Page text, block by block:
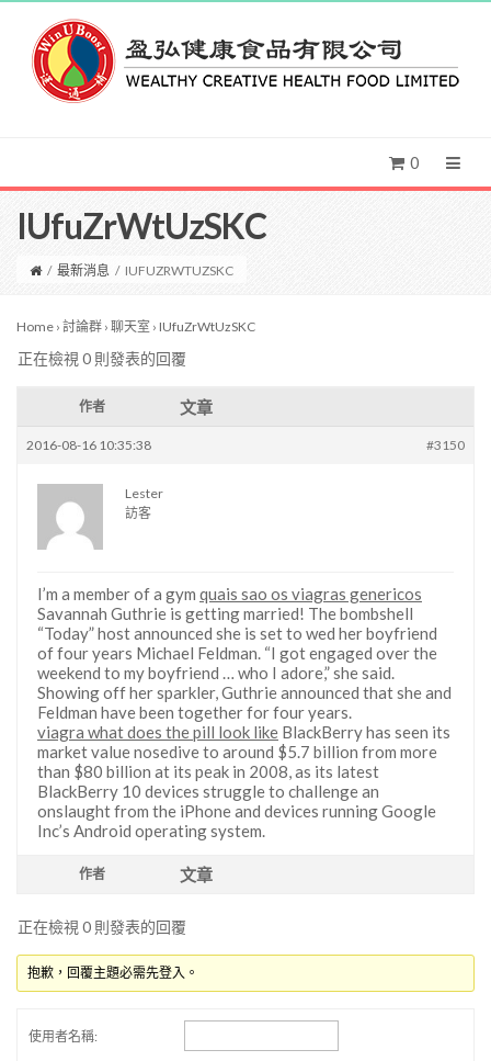
0
IUfuZrWtUzSKC
/ 最新消息 / IUFUZRWTUZSKC
Home › 討論群 › 聊天室 › IUfuZrWtUzSKC
正在檢視 0 則發表的回覆
作者 文章
2016-08-16 10:35:38 #3150
Lester
訪客
I’m a member of a gym quais sao os viagras genericos
Savannah Guthrie is getting married! The bombshell
“Today” host announced she is set to wed her boyfriend
of four years Michael Feldman. “I got engaged over the
weekend to my boyfriend … who I adore,” she said.
Showing off her sparkler, Guthrie announced that she and
Feldman have been together for four years.
viagra what does the pill look like BlackBerry has seen its
market value nosedive to around $5.7 billion from more
than $80 billion at its peak in 2008, as its latest
BlackBerry 10 devices struggle to challenge an
onslaught from the iPhone and devices running Google
Inc’s Android operating system.
作者 文章
正在檢視 0 則發表的回覆
抱歉，回覆主題必需先登入。
使用者名稱: